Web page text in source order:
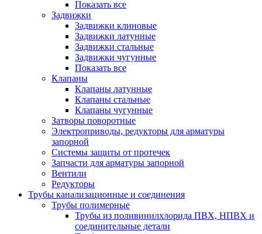
Показать все
Задвижки
Задвижки клиновые
Задвижки латунные
Задвижки стальные
Задвижки чугунные
Показать все
Клапаны
Клапаны латунные
Клапаны стальные
Клапаны чугунные
Затворы поворотные
Электроприводы, редукторы для арматуры
запорной
Системы защиты от протечек
Запчасти для арматуры запорной
Вентили
Редукторы
Трубы канализационные и соединения
Трубы полимерные
Трубы из поливинилхлорида ПВХ, НПВХ и
соединительные детали